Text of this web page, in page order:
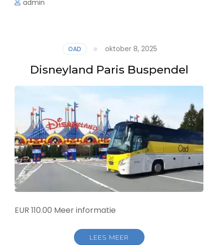
admin
OAD oktober 8, 2025
Disneyland Paris Buspendel
EUR 110.00 Meer informatie
LEES MEER